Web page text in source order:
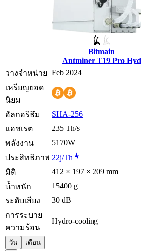
Bitmain
Antminer T19 Pro Hyd
วางจำหน่าย
Feb 2024
เหรียญยอด
นิยม
อัลกอริธึม
SHA-256
แฮชเรต
235 Th/s
พลังงาน
5170W
ประสิทธิภาพ 22j/Th
มิติ
412 × 197 × 209 mm
น้ำหนัก
15400 g
ระดับเสียง
30 dB
การระบาย
ความร้อน
Hydro-cooling
วัน
เดือน